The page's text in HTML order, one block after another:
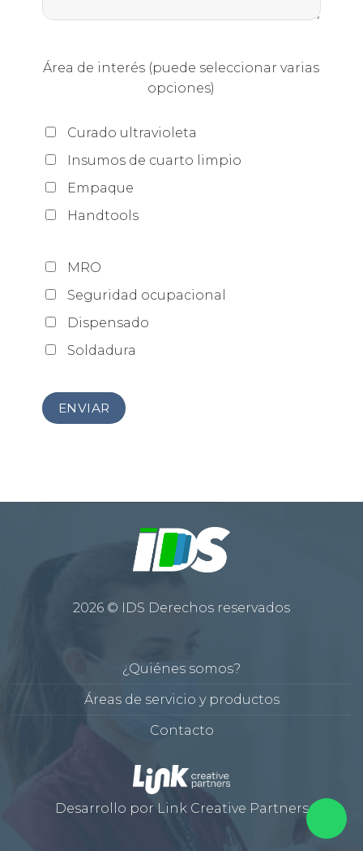
Área de interés (puede seleccionar varias
opciones)
Curado ultravioleta
Insumos de cuarto limpio
Empaque
Handtools
MRO
Seguridad ocupacional
Dispensado
Soldadura
2026 © IDS Derechos reservados
¿Quiénes somos?
Áreas de servicio y productos
Contacto
Desarrollo por Link Creative Partners